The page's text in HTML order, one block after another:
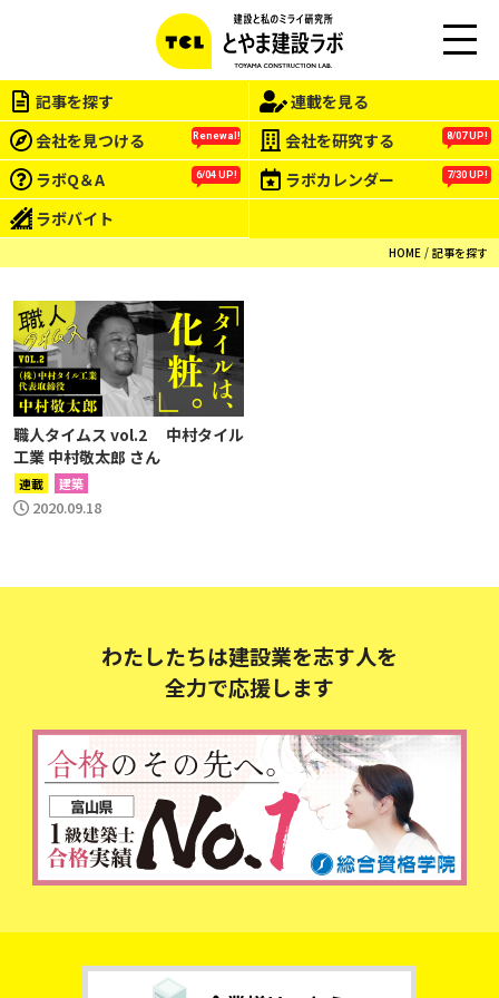
EN
記事を探す
連載を見る
会社を見つける
Renewal! 会社を研究する 8/07 UP!
ラボQ＆A 6/04 UP! ラボカレンダー 7/30 UP!
ラボバイト
HOME 記事を探す
職人タイムス vol.2 中村タイル
工業 中村敬太郎 さん
連載 建築
2020.09.18
わたしたちは建設業を志す人を
全力で応援します